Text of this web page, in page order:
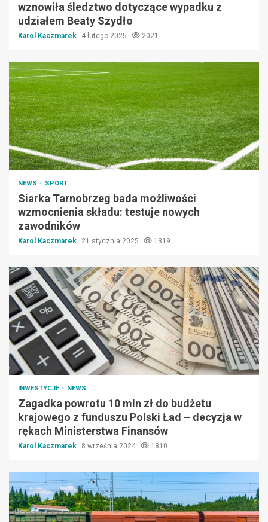
wznowiła śledztwo dotyczące wypadku z
udziałem Beaty Szydło
Karol Kaczmarek 4 lutego 2025 2021
NEWS SPORT
Siarka Tarnobrzeg bada możliwości
wzmocnienia składu: testuje nowych
zawodników
Karol Kaczmarek 21 stycznia 2025 1319
INWESTYCJE NEWS
Zagadka powrotu 10 mln zł do budżetu
krajowego z funduszu Polski Ład – decyzja w
rękach Ministerstwa Finansów
Karol Kaczmarek 8 września 2024 1810